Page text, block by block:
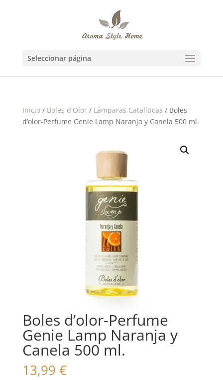
Seleccionar página
Inicio/ Boles d'Olor/ Lámparas Catalíticas / Boles
d’olor-Perfume Genie Lamp Naranja y Canela 500 ml.
Boles d’olor-Perfume
Genie Lamp Naranja y
Canela 500 ml.
13,99 €